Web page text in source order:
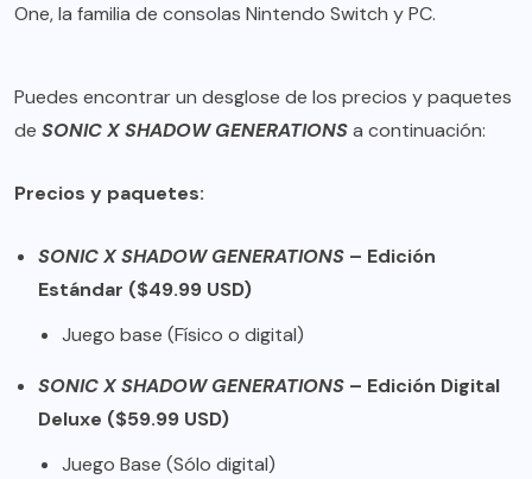
One, la familia de consolas Nintendo Switch y PC.
Puedes encontrar un desglose de los precios y paquetes
de SONIC X SHADOW GENERATIONSa continuación:
Precios y paquetes:
SONIC X SHADOW GENERATIONS – Edición
Estándar ($49.99 USD)
Juego base (Físico o digital)
SONIC X SHADOW GENERATIONS – Edición Digital
Deluxe ($59.99 USD)
Juego Base (Sólo digital)